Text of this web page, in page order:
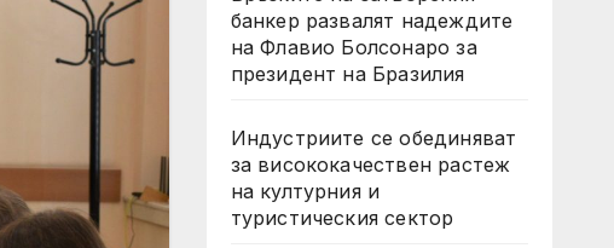
банкер развалят надеждите
на Флавио Болсонаро за
президент на Бразилия
Индустриите се обединяват
за висококачествен растеж
на културния и
туристическия сектор